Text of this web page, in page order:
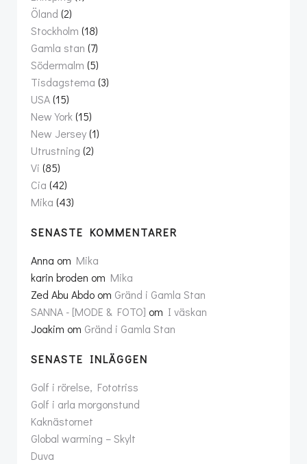
Öland (2)
Stockholm (18)
Gamla stan (7)
Södermalm (5)
Tisdagstema (3)
USA(15)
New York(15)
New Jersey(1)
Utrustning (2)
Vi (85)
Cia (42)
Mika (43)
SENASTE KOMMENTARER
Anna om Mika
karin broden om Mika
Zed Abu Abdo om Gränd i Gamla Stan
SANNA - [MODE & FOTO] om I väskan
Joakim om Gränd i Gamla Stan
SENASTE INLÄGGEN
Golf i rörelse, Fototriss
Golf i arla morgonstund
Kaknästornet
Global warming – Skylt
Duva